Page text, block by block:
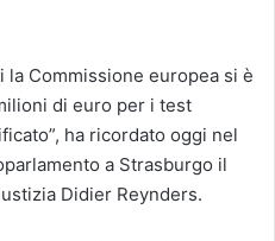
Commissione europea si è
di euro per i test
ha ricordato oggi nel
a Strasburgo il
Didier Reynders.